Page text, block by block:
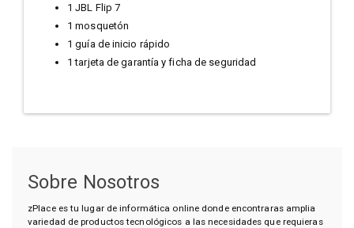
1 JBL Flip 7
1 mosquetón
1 guía de inicio rápido
1 tarjeta de garantía y ficha de seguridad
Sobre Nosotros
zPlace es tu lugar de informática online donde encontraras amplia
variedad de productos tecnológicos a las necesidades que requieras